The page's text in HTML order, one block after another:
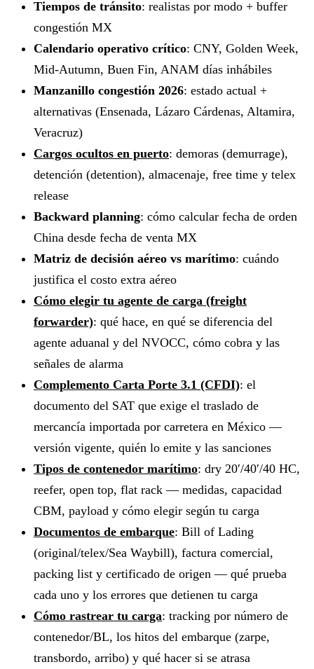
Tiempos de tránsito: realistas por modo + buffer
congestión MX
Calendario operativo crítico: CNY, Golden Week,
Mid-Autumn, Buen Fin, ANAM días inhábiles
Manzanillo congestión 2026: estado actual +
alternativas (Ensenada, Lázaro Cárdenas, Altamira,
Veracruz)
Cargos ocultos en puerto: demoras (demurrage),
detención (detention), almacenaje, free time y telex
release
Backward planning: cómo calcular fecha de orden
China desde fecha de venta MX
Matriz de decisión aéreo vs marítimo: cuándo
justifica el costo extra aéreo
Cómo elegir tu agente de carga (freight
forwarder): qué hace, en qué se diferencia del
agente aduanal y del NVOCC, cómo cobra y las
señales de alarma
Complemento Carta Porte 3.1 (CFDI): el
documento del SAT que exige el traslado de
mercancía importada por carretera en México —
versión vigente, quién lo emite y las sanciones
Tipos de contenedor marítimo: dry 20′/40′/40 HC,
reefer, open top, flat rack — medidas, capacidad
CBM, payload y cómo elegir según tu carga
Documentos de embarque: Bill of Lading
(original/telex/Sea Waybill), factura comercial,
packing list y certificado de origen — qué prueba
cada uno y los errores que detienen tu carga
Cómo rastrear tu carga: tracking por número de
contenedor/BL, los hitos del embarque (zarpe,
transbordo, arribo) y qué hacer si se atrasa